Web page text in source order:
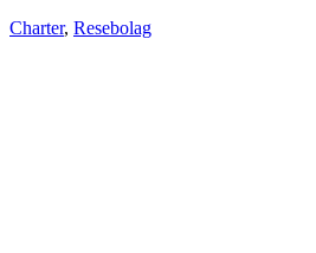
Charter, Resebolag